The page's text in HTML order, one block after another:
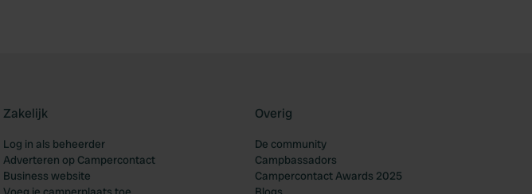
Zakelijk
Log in als beheerder
Adverteren op Campercontact
Business website
Overig
De community
Campbassadors
Campercontact Awards 2025